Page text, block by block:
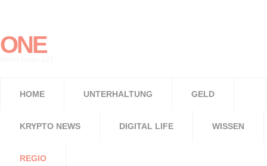
ONE
HOME UNTERHALTUNG GELD
KRYPTO NEWS DIGITAL LIFE WISSEN
REGIO